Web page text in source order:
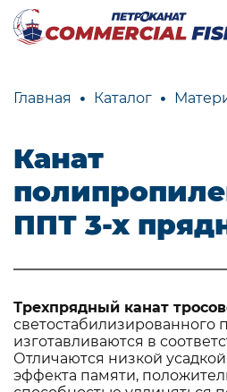
Главная Каталог
Канат
ППТ 3-х
Трехпрядный канат
светостабилизированного
изготавливаются в
Отличаются низкой
эффекта памяти,